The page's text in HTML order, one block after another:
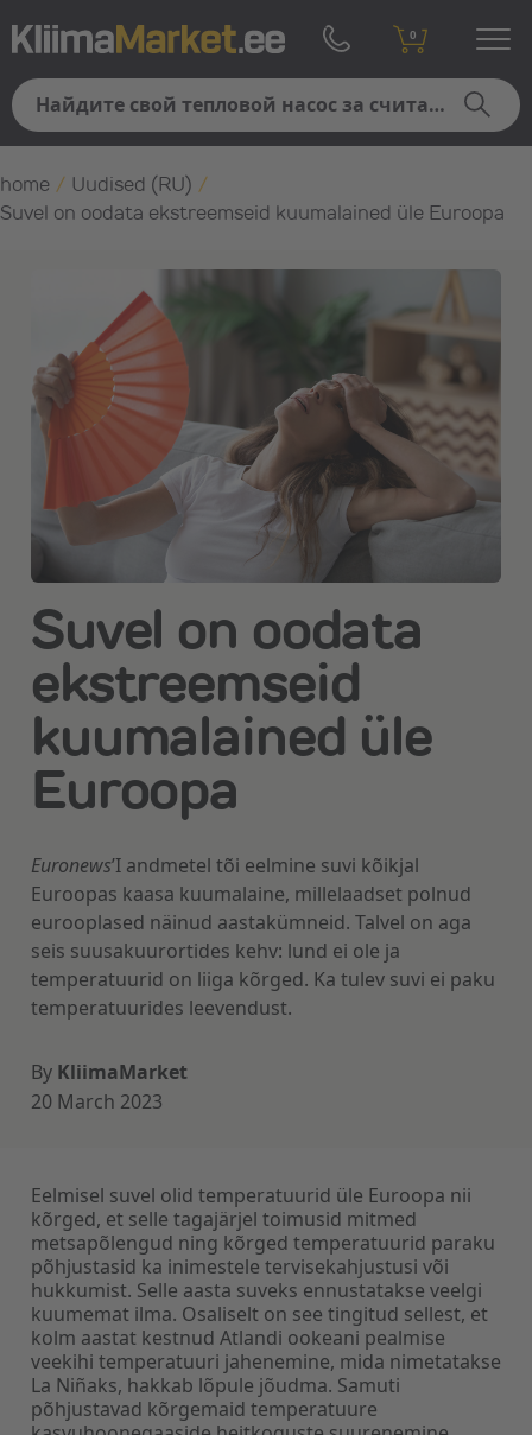
0
home / Uudised (RU) /
Suvel on oodata ekstreemseid kuumalained üle Euroopa
Suvel on oodata
ekstreemseid
kuumalained üle
Euroopa
Euronews’I andmetel tõi eelmine suvi kõikjal
Euroopas kaasa kuumalaine, millelaadset polnud
eurooplased näinud aastakümneid. Talvel on aga
seis suusakuurortides kehv: lund ei ole ja
temperatuurid on liiga kõrged. Ka tulev suvi ei paku
temperatuurides leevendust.
By KliimaMarket
20 March 2023
Eelmisel suvel olid temperatuurid üle Euroopa nii
kõrged, et selle tagajärjel toimusid mitmed
metsapõlengud ning kõrged temperatuurid paraku
põhjustasid ka inimestele tervisekahjustusi või
hukkumist. Selle aasta suveks ennustatakse veelgi
kuumemat ilma. Osaliselt on see tingitud sellest, et
kolm aastat kestnud Atlandi ookeani pealmise
veekihi temperatuuri jahenemine, mida nimetatakse
La Niñaks, hakkab lõpule jõudma. Samuti
põhjustavad kõrgemaid temperatuure